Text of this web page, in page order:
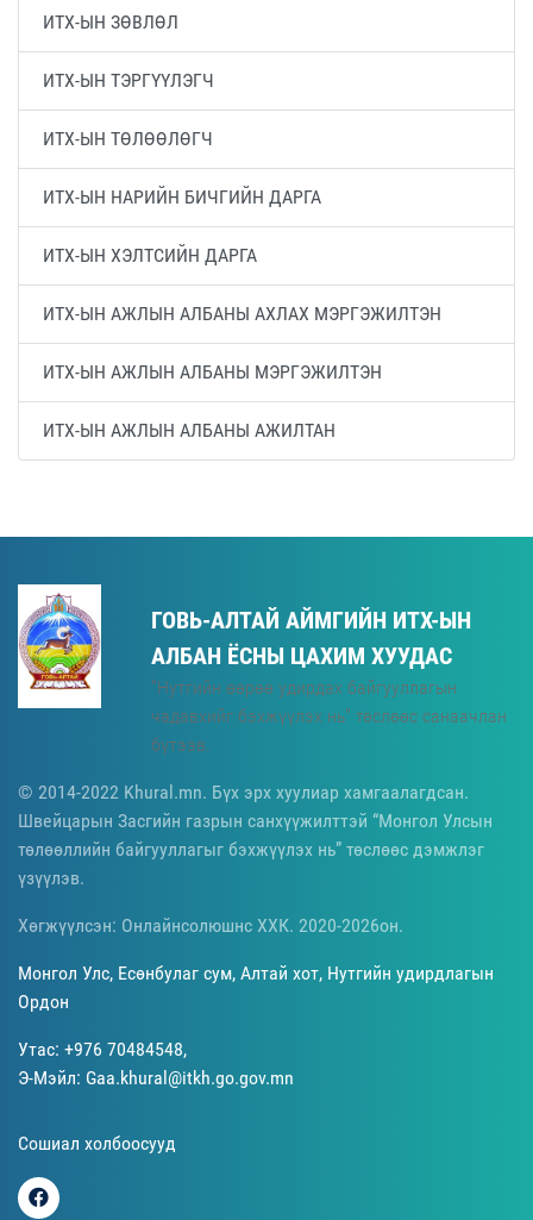
ИТХ-ЫН ЗӨВЛӨЛ
ИТХ-ЫН ТЭРГҮҮЛЭГЧ
ИТХ-ЫН ТӨЛӨӨЛӨГЧ
ИТХ-ЫН НАРИЙН БИЧГИЙН ДАРГА
ИТХ-ЫН ХЭЛТСИЙН ДАРГА
ИТХ-ЫН АЖЛЫН АЛБАНЫ АХЛАХ МЭРГЭЖИЛТЭН
ИТХ-ЫН АЖЛЫН АЛБАНЫ МЭРГЭЖИЛТЭН
ИТХ-ЫН АЖЛЫН АЛБАНЫ АЖИЛТАН
ГОВЬ-АЛТАЙ АЙМГИЙН ИТХ-ЫН
АЛБАН ЁСНЫ ЦАХИМ ХУУДАС
"Нутгийн өөрөө удирдах байгууллагын
чадавхийг бэхжүүлэх нь" төслөөс санаачлан
бүтээв.
© 2014-2022 Khural.mn. Бүх эрх хуулиар хамгаалагдсан.
Швейцарын Засгийн газрын санхүүжилттэй “Монгол Улсын
төлөөллийн байгууллагыг бэхжүүлэх нь” төслөөс дэмжлэг
үзүүлэв.
Хөгжүүлсэн: Онлайнсолюшнс ХХК. 2020-2026он.
Монгол Улс, Есөнбулаг сум, Алтай хот, Нутгийн удирдлагын
Ордон
Утас: +976 70484548,
Э-Мэйл: Gaa.khural@itkh.go.gov.mn
Сошиал холбоосууд